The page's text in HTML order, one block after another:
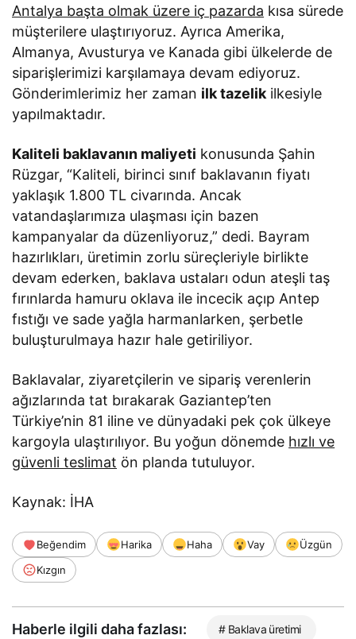
Antalya başta olmak üzere iç pazarda kısa sürede
müşterilere ulaştırıyoruz. Ayrıca Amerika,
Almanya, Avusturya ve Kanada gibi ülkelerde de
siparişlerimizi karşılamaya devam ediyoruz.
Gönderimlerimiz her zaman ilk tazelikilkesiyle
yapılmaktadır.
Kaliteli baklavanın maliyeti konusunda Şahin
Rüzgar, “Kaliteli, birinci sınıf baklavanın fiyatı
yaklaşık 1.800 TL civarında. Ancak
vatandaşlarımıza ulaşması için bazen
kampanyalar da düzenliyoruz,” dedi. Bayram
hazırlıkları, üretimin zorlu süreçleriyle birlikte
devam ederken, baklava ustaları odun ateşli taş
fırınlarda hamuru oklava ile incecik açıp Antep
fıstığı ve sade yağla harmanlarken, şerbetle
buluşturulmaya hazır hale getiriliyor.
Baklavalar, ziyaretçilerin ve sipariş verenlerin
ağızlarında tat bırakarak Gaziantep’ten
Türkiye’nin 81 iline ve dünyadaki pek çok ülkeye
kargoyla ulaştırılıyor. Bu yoğun dönemde hızlı ve
güvenli teslimat ön planda tutuluyor.
Kaynak: İHA
Beğendim Harika Haha Vay
Üzgün
Kızgın
Haberle ilgili daha fazlası: # Baklava üretimi